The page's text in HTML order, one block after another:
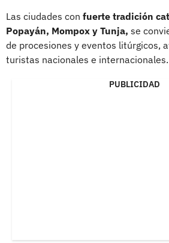
Las ciudades con fuerte tradición
Popayán, Mompox y Tunja, se
de procesiones y eventos litúrgicos,
turistas nacionales e internacionales.
PUBLICIDAD